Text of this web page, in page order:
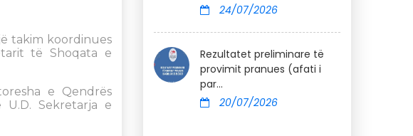
takim koordinues
të Shoqata e
e Qendrës
U.D. Sekretarja e
24/07/2026
Rezultatet preliminare të
provimit pranues (afati i
par...
20/07/2026